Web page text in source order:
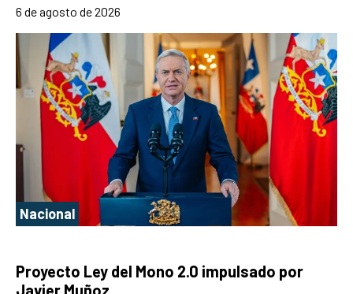
6 de agosto de 2026
Nacional
Proyecto Ley del Mono 2.0 impulsado por
Javier Muñoz...